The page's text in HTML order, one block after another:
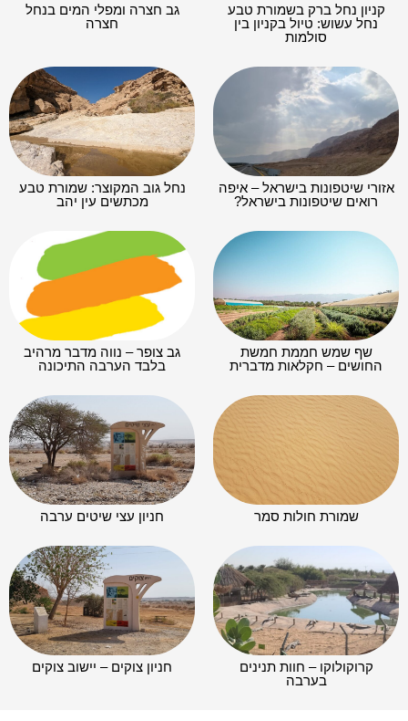
קניון נחל ברק בשמורת טבע
נחל עשוש: טיול בקניון בין
סולמות
גב חצרה ומפלי המים בנחל
חצרה
אזורי שיטפונות בישראל – איפה
רואים שיטפונות בישראל?
נחל גוב המקוצר: שמורת טבע
מכתשים עין יהב
שף שמש חממת חמשת
החושים – חקלאות מדברית
גב צופר – נווה מדבר מרהיב
בלבד הערבה התיכונה
שמורת חולות סמר חניון עצי שיטים ערבה
קרוקולוקו – חוות תנינים
בערבה
חניון צוקים – יישוב צוקים